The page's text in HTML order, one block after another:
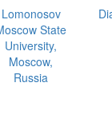
Lomonosov
State
University,
Moscow,
Russia